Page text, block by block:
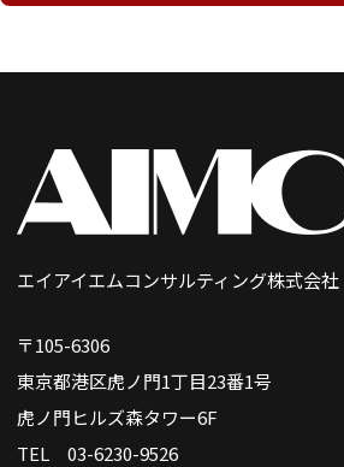
エイアイエムコンサルティング株式会社
〒105-6306
東京都港区虎ノ門1丁目23番1号
虎ノ門ヒルズ森タワー6F
TEL 03-6230-9526